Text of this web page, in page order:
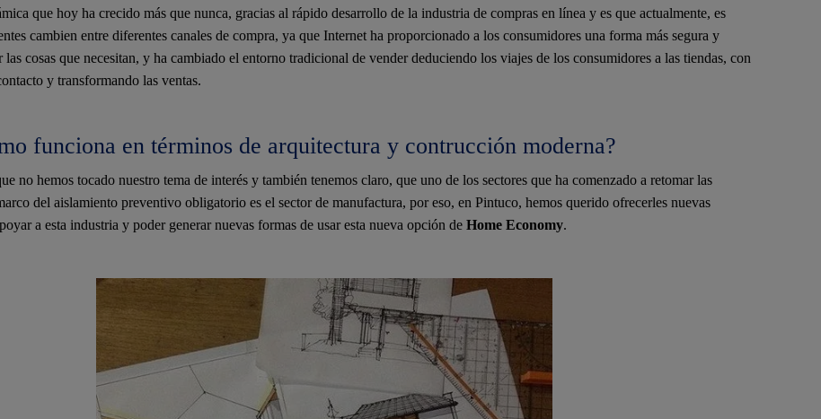
que hoy ha crecido más que nunca, gracias al rápido desarrollo de la industria de compras en línea y es que actualmente, es
cambien entre diferentes canales de compra, ya que Internet ha proporcionado a los consumidores una forma más segura y
las cosas que necesitan, y ha cambiado el entorno tradicional de vender deduciendo los viajes de los consumidores a las tiendas, con
y transformando las ventas.
funciona en términos de arquitectura y contrucción moderna?
no hemos tocado nuestro tema de interés y también tenemos claro, que uno de los sectores que ha comenzado a retomar las
del aislamiento preventivo obligatorio es el sector de manufactura, por eso, en Pintuco, hemos querido ofrecerles nuevas
a esta industria y poder generar nuevas formas de usar esta nueva opción de Home Economy.